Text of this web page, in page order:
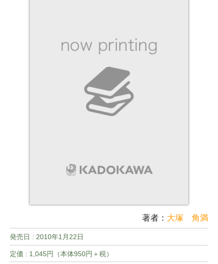
著者： 大塚 角満
発売日 : 2010年1月22日
定価 : 1,045円（本体950円＋税）